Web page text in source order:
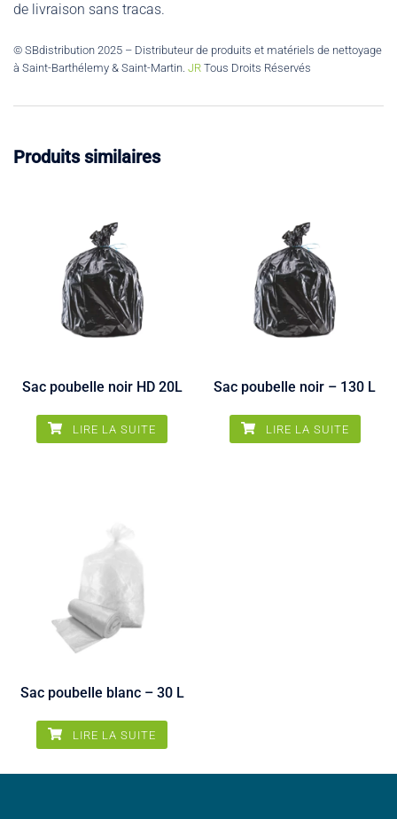
de livraison sans tracas.
© SBdistribution 2025 – Distributeur de produits et matériels de nettoyage
à Saint-Barthélemy & Saint-Martin. JR Tous Droits Réservés
Produits similaires
Sac poubelle noir HD 20L
LIRE LA SUITE
Sac poubelle noir – 130 L
LIRE LA SUITE
Sac poubelle blanc – 30 L
LIRE LA SUITE